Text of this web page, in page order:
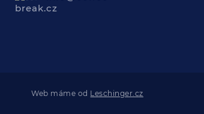
break.cz
Web máme od Leschinger.cz